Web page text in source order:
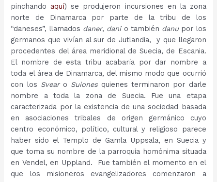
pinchando aquí) se produjeron incursiones en la zona
norte de Dinamarca por parte de la tribu de los
“daneses”, llamados daner, danio también danupor los
germanos que vivían al sur de Jutlandia, y que llegaron
procedentes del área meridional de Suecia, de Escania.
El nombre de esta tribu acabaría por dar nombre a
toda el área de Dinamarca, del mismo modo que ocurrió
con los Svearo Suiones quienes terminaron por darle
nombre a toda la zona de Suecia. Fue una etapa
caracterizada por la existencia de una sociedad basada
en asociaciones tribales de origen germánico cuyo
centro económico, político, cultural y religioso parece
haber sido el Templo de Gamla Uppsala, en Suecia y
que toma su nombre de la parroquia homónima situada
en Vendel, en Uppland. Fue también el momento en el
que los misioneros evangelizadores comenzaron a